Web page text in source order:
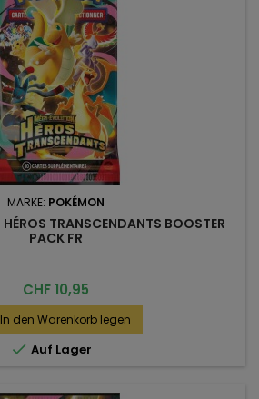
MARKE: POKÉMON
TRANSCENDANTS BOOSTER
PACK FR
Preis
CHF 10,95
In den Warenkorb legen
 Auf Lager